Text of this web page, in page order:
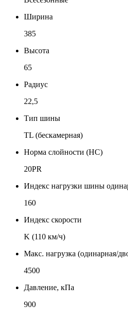
Ширина
385
Высота
65
Радиус
22,5
Тип шины
TL (бескамерная)
Норма слойности (НС)
20PR
Индекс нагрузки шины
160
Индекс скорости
K (110 км/ч)
Макс. нагрузка (одинарная/
4500
Давление, кПа
900